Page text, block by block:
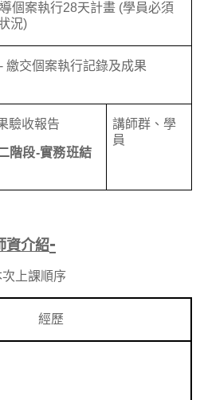
個案執行28天計畫 (學員必須
況)
-繳交個案執行記錄及成果
驗收報告
階段-實務班結
講師群、學
員
資介紹-
上課順序
經歷